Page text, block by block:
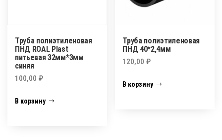
Труба полиэтиленовая
ПНД ROAL Plast
питьевая 32мм*3мм
синяя
100,00 ₽
В корзину
Труба полиэтиленовая
ПНД 40*2,4мм
120,00₽
В корзину